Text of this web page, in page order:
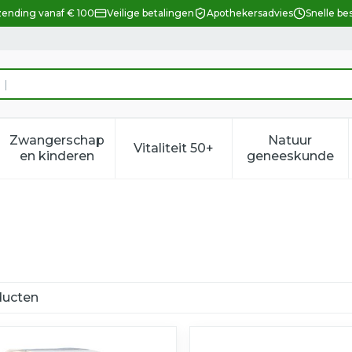
vanaf € 100 Veilige betalingen Apothekersadvies Snelle
verzorging en hygiëne categorie
voor Dieet, voeding en vitamines categorie
Zwangerschap
en kinderenToon submenu voor Zwangerschap en
Vitaliteit 50+Toon submenu voor
Natuur
geneeskunde
Toon